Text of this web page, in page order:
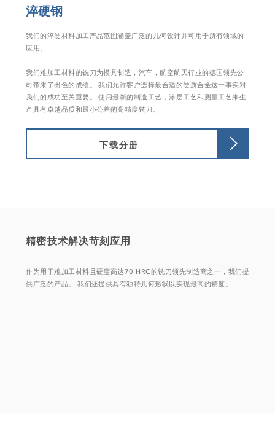
淬硬钢
我们的淬硬材料加工产品范围涵盖广泛的几何设计并可用于所有领域的
应用。
我们难加工材料的铣刀为模具制造，汽车，航空航天行业的德国领先公
司带来了出色的成绩。 我们允许客户选择最合适的硬质合金这一事实对
我们的成功至关重要。 使用最新的制造工艺，涂层工艺和测量工艺来生
产具有卓越品质和最小公差的高精度铣刀。
下载分册
精密技术解决苛刻应用
作为用于难加工材料且硬度高达70 HRC的铣刀领先制造商之一，我们提
供广泛的产品。 我们还提供具有独特几何形状以实现最高的精度。